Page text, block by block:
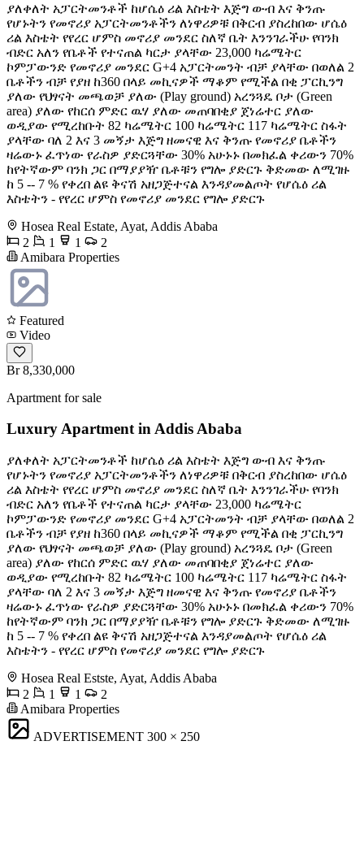
ያለቀለት አፓርትመንቶች ከሆሴዕ ሪል እስቴት እጅግ ውብ እና ቅንጡ
የሆኑትን የመኖሪያ አፓርትመንቶችን ለነዋሪዎቹ በቅርብ ያስረከበው ሆሴዕ
ሪል እስቴት የየረር ሆምስ መኖሪያ መንደር ስለኛ ቤት እንንገራችሁ የባንክ
ብድር አለን የቤቶች የተናጠል ካርታ ያላቸው 23,000 ካሬሜትር
ኮምፓውንድ የመኖሪያ መንደር G+4 አፓርትመንት ብቻ ያላቸው በወለል 2
ቤቶችን ብቻ የያዘ ከ360 በላይ መኪናዎች ማቆም የሚችል በቂ ፓርኪንግ
ያለው የህፃናት መጫወቻ ያለው (Play ground) አረንጓዴ ቦታ (Green
area) ያለው የከርሰ ምድር ዉሃ ያለው መጠባበቂያ ጀነሬተር ያለው
ወዲያው የሚረከቡት 82 ካሬሜትር 100 ካሬሜትር 117 ካሬሜትር ስፋት
ያላቸው ባለ 2 እና 3 መኝታ እጅግ ዘመናዊ እና ቅንጡ የመኖሪያ ቤቶችን
ዛሬውኑ ፈጥነው የራስዎ ያድርጓቸው 30% አሁኑኑ በመክፈል ቀሪውን 70%
ከየትኛውም ባንክ ጋር በማያያዥ ቤቶቹን የግሎ ያድርጉ ቅድመው ለሚገዙ
ከ 5 -- 7 % የቀረበ ልዩ ቅናሽ አዘጋጅተናል እንዳያመልጦት የሆሴዕ ሪል
እስቴትን - የየረር ሆምስ የመኖሪያ መንደር የግሎ ያድርጉ
Hosea Real Estate, Ayat, Addis Ababa
2
1 1
2
Amibara Properties
Featured
Video
Br 8,330,000
Apartment for sale
Luxury Apartment in Addis Ababa
ያለቀለት አፓርትመንቶች ከሆሴዕ ሪል እስቴት እጅግ ውብ እና ቅንጡ
የሆኑትን የመኖሪያ አፓርትመንቶችን ለነዋሪዎቹ በቅርብ ያስረከበው ሆሴዕ
ሪል እስቴት የየረር ሆምስ መኖሪያ መንደር ስለኛ ቤት እንንገራችሁ የባንክ
ብድር አለን የቤቶች የተናጠል ካርታ ያላቸው 23,000 ካሬሜትር
ኮምፓውንድ የመኖሪያ መንደር G+4 አፓርትመንት ብቻ ያላቸው በወለል 2
ቤቶችን ብቻ የያዘ ከ360 በላይ መኪናዎች ማቆም የሚችል በቂ ፓርኪንግ
ያለው የህፃናት መጫወቻ ያለው (Play ground) አረንጓዴ ቦታ (Green
area) ያለው የከርሰ ምድር ዉሃ ያለው መጠባበቂያ ጀነሬተር ያለው
ወዲያው የሚረከቡት 82 ካሬሜትር 100 ካሬሜትር 117 ካሬሜትር ስፋት
ያላቸው ባለ 2 እና 3 መኝታ እጅግ ዘመናዊ እና ቅንጡ የመኖሪያ ቤቶችን
ዛሬውኑ ፈጥነው የራስዎ ያድርጓቸው 30% አሁኑኑ በመክፈል ቀሪውን 70%
ከየትኛውም ባንክ ጋር በማያያዥ ቤቶቹን የግሎ ያድርጉ ቅድመው ለሚገዙ
ከ 5 -- 7 % የቀረበ ልዩ ቅናሽ አዘጋጅተናል እንዳያመልጦት የሆሴዕ ሪል
እስቴትን - የየረር ሆምስ የመኖሪያ መንደር የግሎ ያድርጉ
Hosea Real Estste, Ayat, Addis Ababa
2
1 1
2
Amibara Properties
ADVERTISEMENT 300 × 250